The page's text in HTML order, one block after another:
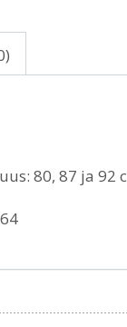
80, 87 ja 92